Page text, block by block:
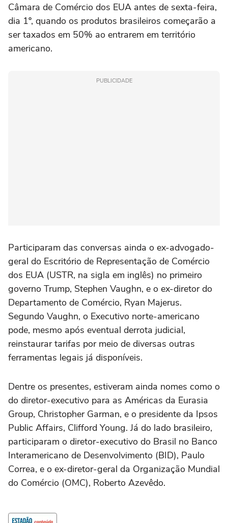
Câmara de Comércio dos EUA antes de sexta-feira,
dia 1º, quando os produtos brasileiros começarão a
ser taxados em 50% ao entrarem em território
americano.
PUBLICIDADE
Participaram das conversas ainda o ex-advogado-
geral do Escritório de Representação de Comércio
dos EUA (USTR, na sigla em inglês) no primeiro
governo Trump, Stephen Vaughn, e o ex-diretor do
Departamento de Comércio, Ryan Majerus.
Segundo Vaughn, o Executivo norte-americano
pode, mesmo após eventual derrota judicial,
reinstaurar tarifas por meio de diversas outras
ferramentas legais já disponíveis.
Dentre os presentes, estiveram ainda nomes como o
do diretor-executivo para as Américas da Eurasia
Group, Christopher Garman, e o presidente da Ipsos
Public Affairs, Clifford Young. Já do lado brasileiro,
participaram o diretor-executivo do Brasil no Banco
Interamericano de Desenvolvimento (BID), Paulo
Correa, e o ex-diretor-geral da Organização Mundial
do Comércio (OMC), Roberto Azevêdo.